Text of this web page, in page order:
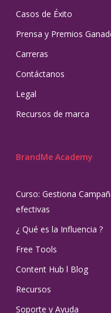
Casos de Éxito
Prensa y Premios
Carreras
Contáctanos
Legal
Recursos de marca
BrandMe Academy
Curso: Gestiona
efectivas
¿ Qué es la Influencia ?
Free Tools
Content Hub l Blog
Recursos
Soporte y Ayuda